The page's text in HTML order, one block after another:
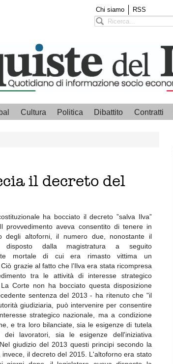
Chi siamo RSS
Cultura Politica Dibattito Contratti
il decreto del
ha bocciato il decreto ”salva Ilva”
provvedimento aveva consentito di tenere in
degli altoforni, il numero due, nonostante il
disposto dalla magistratura a seguito
mortale di cui era rimasto vittima un
grazie al fatto che l’Ilva era stata ricompresa
tra le attività di interesse strategico
Corte non ha bocciato questa disposizione
sentenza del 2013 - ha ritenuto che "il
giudiziaria, può intervenire per consentire
strategico nazionale, ma a condizione
e tra loro bilanciate, sia le esigenze di tutela
lavoratori, sia le esigenze dell'iniziativa
giudizio del 2013 questi principi secondo la
il decreto del 2015. L'altoforno era stato